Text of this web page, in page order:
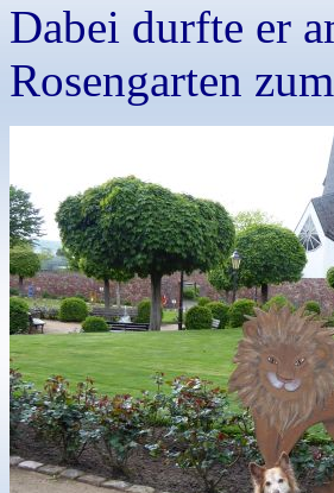
Dabei durfte er
Rosengarten